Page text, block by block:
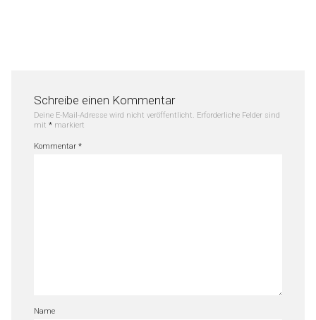
Schreibe einen Kommentar
Deine E-Mail-Adresse wird nicht veröffentlicht. Erforderliche Felder sind
mit * markiert
Kommentar *
Name